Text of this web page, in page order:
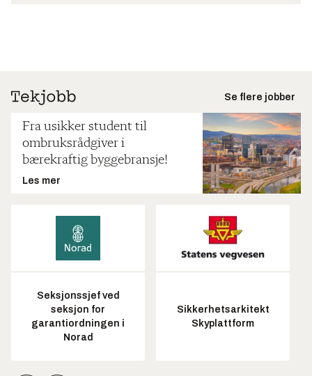
Se flere jobber
Fra usikker student til
ombruksrådgiver i
bærekraftig byggebransje!
Les mer
Seksjonssjef ved
seksjon for
garantiordningen i
Norad
Sikkerhetsarkitekt
Skyplattform